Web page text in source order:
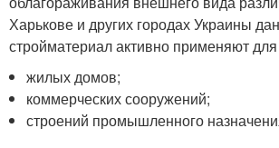
Харькове и других городах Украины
стройматериал активно применяют
жилых домов;
коммерческих сооружений;
строений промышленного